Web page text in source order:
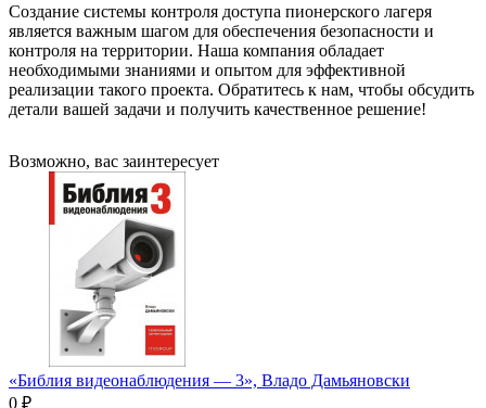
Создание системы контроля доступа пионерского лагеря
является важным шагом для обеспечения безопасности и
контроля на территории. Наша компания обладает
необходимыми знаниями и опытом для эффективной
реализации такого проекта. Обратитесь к нам, чтобы обсудить
детали вашей задачи и получить качественное решение!
Возможно, вас заинтересует
«Библия видеонаблюдения — 3», Владо Дамьяновски
0 ₽